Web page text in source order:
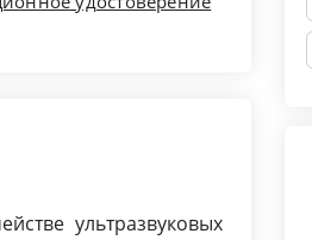
датчики: Да
ультразвуковых